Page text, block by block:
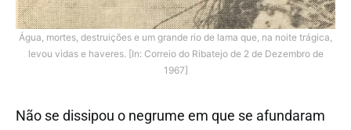
Água, mortes, destruições e um grande rio de lama que, na noite trágica,
levou vidas e haveres. [In: Correio do Ribatejo de 2 de Dezembro de
1967]
Não se dissipou o negrume em que se afundaram